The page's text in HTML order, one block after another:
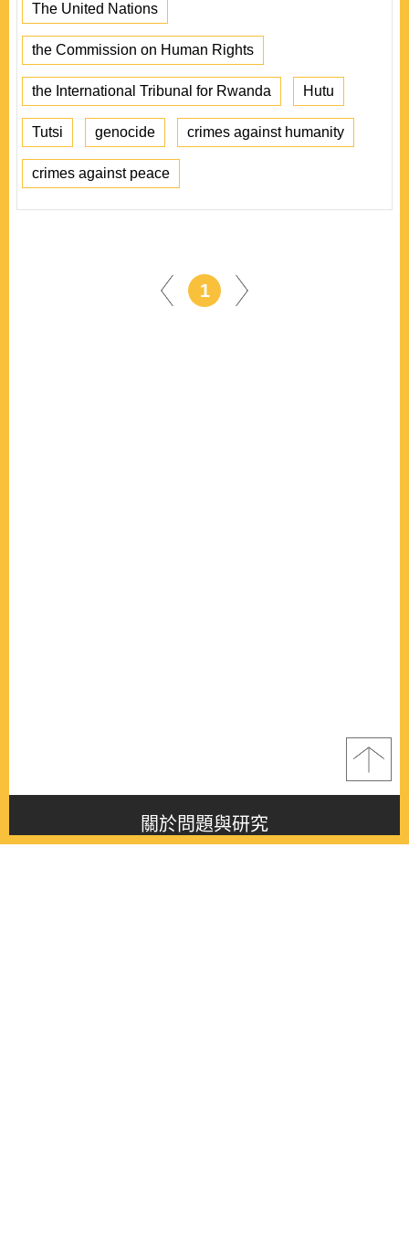
The United Nations
the Commission on Human Rights
the International Tribunal for Rwanda Hutu
Tutsi genocide crimes against humanity
crimes against peace
1
關於問題與研究
About this journal